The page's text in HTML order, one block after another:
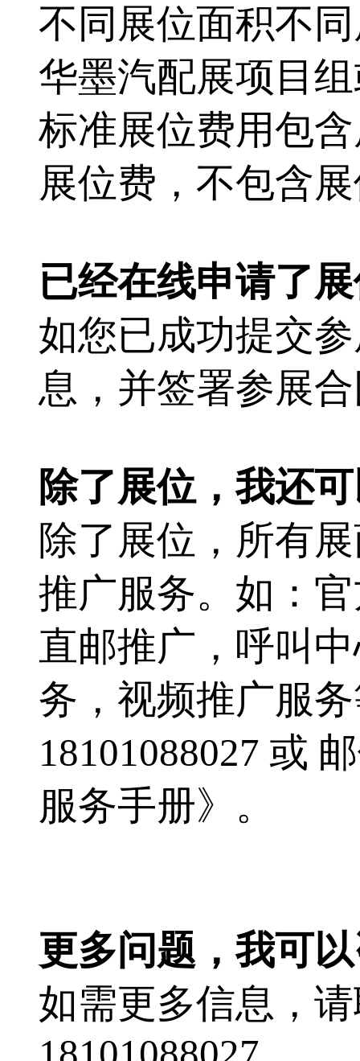
不同展位面积不
华墨汽配展项目
标准展位费用包
展位费，不包含
已经在线申请了
如您已成功提交
息，并签署参展
除了展位，我还
除了展位，所有
推广服务。如：
直邮推广，呼叫
务，视频推广服
18101088027 或
服务手册》。
更多问题，我可
如需更多信息，